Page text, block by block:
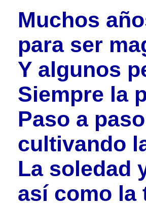
Muchos
para ser
Y algunos
Siempre la
Paso a
cultivando
La soledad
así como la